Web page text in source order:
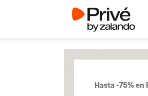
Hasta -75%